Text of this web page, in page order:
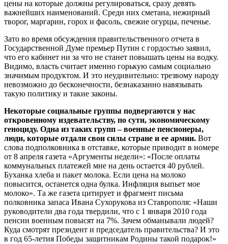
цены на которые должны регулироваться, сразу девять
важнейших наименований. Среди них сметана, нежирный
творог, маргарин, горох и фасоль, свежие огурцы, печенье.
Зато во время обсуждения правительственного отчета в
Государственной Думе премьер Путин с гордостью заявил,
что его кабинет ни за что не станет повышать цены на водку.
Видимо, власть считает именно горькую самым социально
значимым продуктом. И это неудивительно: трезвому народу
невозможно до бесконечности, безнаказанно навязывать
такую политику и такие законы.
Некоторые социальные группы подвергаются у нас
откровенному издевательству, по сути, экономическому
геноциду. Одна из таких групп – военные пенсионеры,
люди, которые отдали свои силы стране и ее армии. Вот
слова подполковника в отставке, которые приводит в номере
от 8 апреля газета «Аргументы недели»: «После оплаты
коммунальных платежей мне на день остается 40 рублей.
Буханка хлеба и пакет молока. Если цена на молоко
повысится, останется одна булка. Инфляция выпьет мое
молоко». Та же газета цитирует и фрагмент письма
полковника запаса Ивана Сухорукова из Ставрополя: «Наши
руководители два года твердили, что с 1 января 2010 года
пенсии военным повысят на 7%. Зачем обманывали людей?
Куда смотрят президент и председатель правительства? И это
в год 65-летия Победы защитникам Родины такой подарок!»